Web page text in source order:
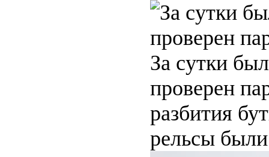
За сутки
проверен
разбития
рельсы